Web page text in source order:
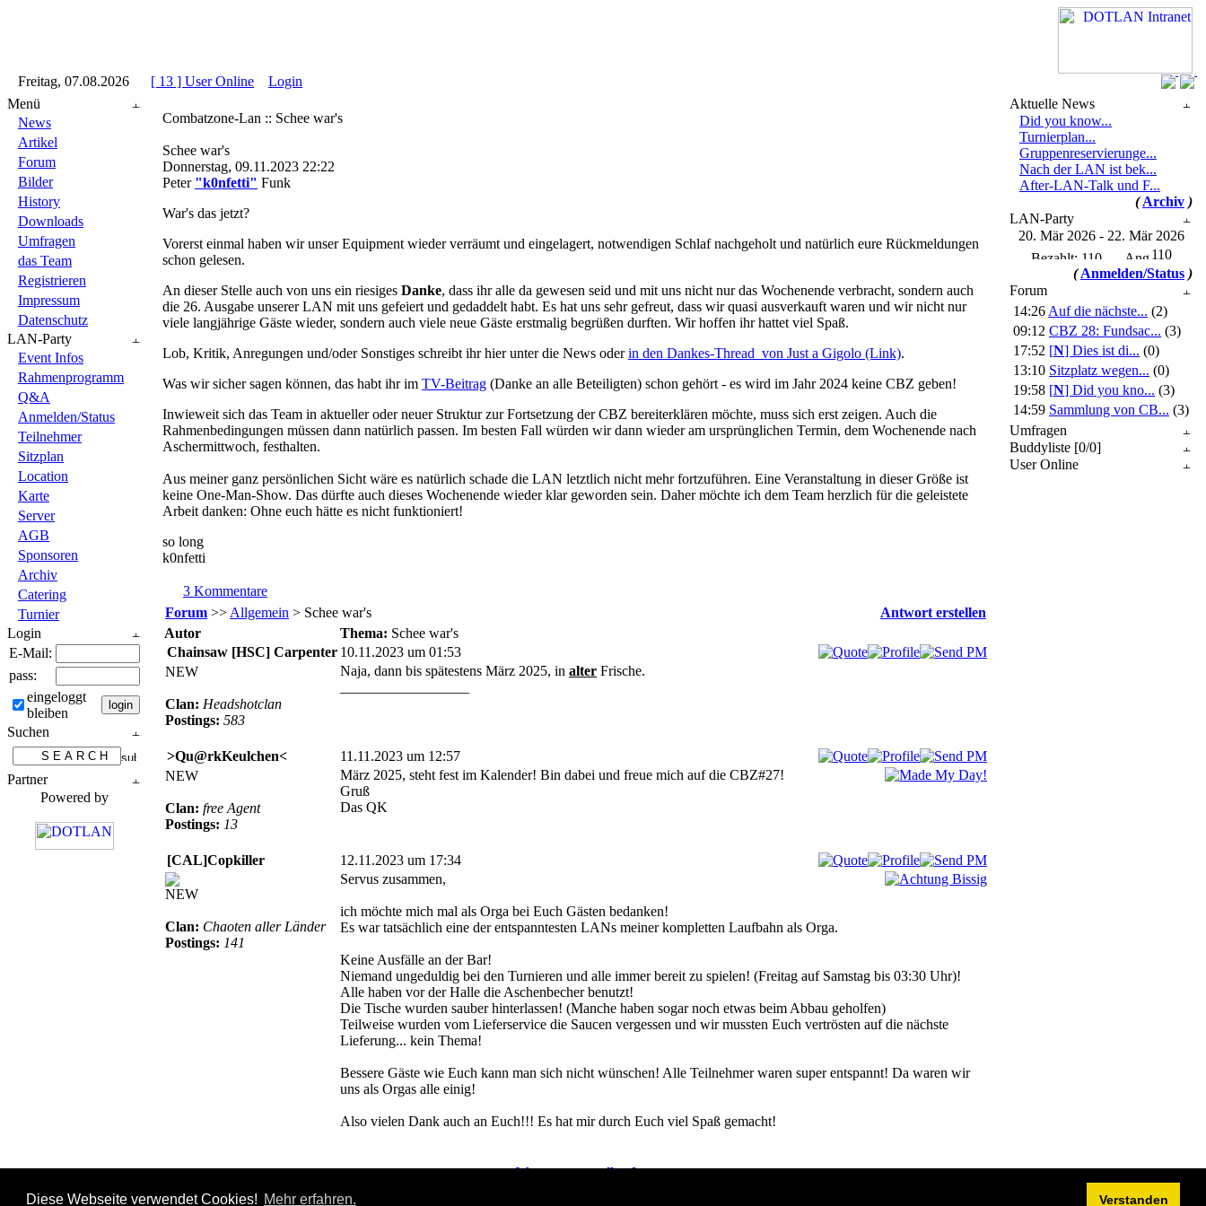
Diese Webseite verwendet Cookies! Mehr erfahren. Verstanden
Freitag, 07.08.2026 [ 13 ] User Online Login
Menü
News
Artikel
Forum
Bilder
History
Downloads
Umfragen
das Team
Registrieren
Impressum
Datenschutz
LAN-Party
Event Infos
Rahmenprogramm
Q&A
Anmelden/Status
Teilnehmer
Sitzplan
Location
Karte
Server
AGB
Sponsoren
Archiv
Catering
Turnier
Login
E-Mail:
pass:
eingeloggt
bleiben
Suchen
Partner
Powered by
Combatzone-Lan :: Schee war's
Schee war's
Donnerstag, 09.11.2023 22:22
Peter "k0nfetti" Funk
War's das jetzt?
Vorerst einmal haben wir unser Equipment wieder verräumt und eingelagert, notwendigen Schlaf nachgeholt und natürlich eure Rückmeldungen
schon gelesen.
An dieser Stelle auch von uns ein riesiges Danke, dass ihr alle da gewesen seid und mit uns nicht nur das Wochenende verbracht, sondern auch
die 26. Ausgabe unserer LAN mit uns gefeiert und gedaddelt habt. Es hat uns sehr gefreut, dass wir quasi ausverkauft waren und wir nicht nur
viele langjährige Gäste wieder, sondern auch viele neue Gäste erstmalig begrüßen durften. Wir hoffen ihr hattet viel Spaß.
Lob, Kritik, Anregungen und/oder Sonstiges schreibt ihr hier unter die News oderin den Dankes-Thread von Just a Gigolo (Link).
Was wir sicher sagen können, das habt ihr im TV-Beitrag (Danke an alle Beteiligten) schon gehört - es wird im Jahr 2024 keine CBZ geben!
Inwieweit sich das Team in aktueller oder neuer Struktur zur Fortsetzung der CBZ bereiterklären möchte, muss sich erst zeigen. Auch die
Rahmenbedingungen müssen dann natürlich passen. Im besten Fall würden wir dann wieder am ursprünglichen Termin, dem Wochenende nach
Aschermittwoch, festhalten.
Aus meiner ganz persönlichen Sicht wäre es natürlich schade die LAN letztlich nicht mehr fortzuführen. Eine Veranstaltung in dieser Größe ist
keine One-Man-Show. Das dürfte auch dieses Wochenende wieder klar geworden sein. Daher möchte ich dem Team herzlich für die geleistete
Arbeit danken: Ohne euch hätte es nicht funktioniert!
so long
k0nfetti
3 Kommentare
Forum >> Allgemein > Schee war's
Antwort erstellen
Autor
Thema: Schee war's
Chainsaw [HSC] Carpenter 10.11.2023 um 01:53
NEW
Clan: Headshotclan
Postings: 583
Naja, dann bis spätestens März 2025, in alter Frische.
>Qu@rkKeulchen<
11.11.2023 um 12:57
NEW
Clan: free Agent
Postings: 13
März 2025, steht fest im Kalender! Bin dabei und freue mich auf die CBZ#27!
Gruß
Das QK
[CAL]Copkiller 12.11.2023 um 17:34
NEW
Clan: Chaoten aller Länder
Postings: 141
Servus zusammen,
ich möchte mich mal als Orga bei Euch Gästen bedanken!
Es war tatsächlich eine der entspanntesten LANs meiner kompletten Laufbahn als Orga.
Keine Ausfälle an der Bar!
Niemand ungeduldig bei den Turnieren und alle immer bereit zu spielen! (Freitag auf Samstag bis 03:30 Uhr)!
Alle haben vor der Halle die Aschenbecher benutzt!
Die Tische wurden sauber hinterlassen! (Manche haben sogar noch etwas beim Abbau geholfen)
Teilweise wurden vom Lieferservice die Saucen vergessen und wir mussten Euch vertrösten auf die nächste
Lieferung... kein Thema!
Bessere Gäste wie Euch kann man sich nicht wünschen! Alle Teilnehmer waren super entspannt! Da waren wir
uns als Orgas alle einig!
Also vielen Dank auch an Euch!!! Es hat mir durch Euch viel Spaß gemacht!
[ Antwort erstellen ]
Aktuelle News
Did you know...
Turnierplan...
Gruppenreservierunge...
Nach der LAN ist bek...
After-LAN-Talk und F...
( Archiv )
LAN-Party
20. Mär 2026 - 22. Mär 2026
110
( Anmelden/Status )
Forum
14:26 Auf die nächste... (2)
09:12 CBZ 28: Fundsac... (3)
17:52 [N] Dies ist di... (0)
13:10 Sitzplatz wegen... (0)
19:58 [N] Did you kno... (3)
14:59 Sammlung von CB... (3)
Umfragen
Buddyliste [0/0]
User Online